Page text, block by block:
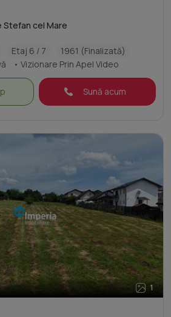
Stefan cel Mare
Etaj 6 / 7
1961 (Finalizată)
• Vizionare Prin Apel Video
Sună acum
1